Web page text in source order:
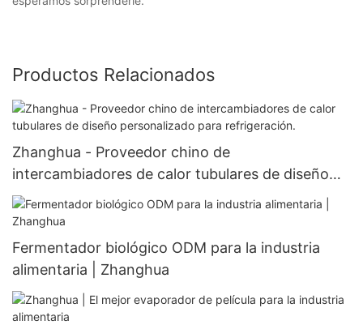
Productos Relacionados
Zhanghua - Proveedor chino de
intercambiadores de calor tubulares de diseño
personalizado para refrigeración.
Fermentador biológico ODM para la industria
alimentaria | Zhanghua